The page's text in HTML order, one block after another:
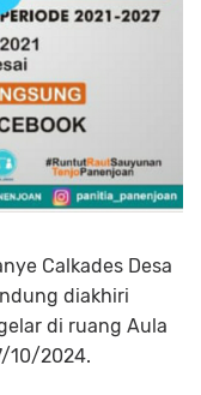
Calkades Desa
diakhiri
di ruang Aula
10/2024.